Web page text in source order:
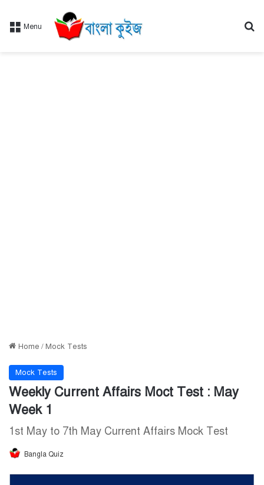
Menu
Home /Mock Tests
Mock Tests
Weekly Current Affairs Moct Test : May
Week 1
1st May to 7th May Current Affairs Mock Test
Bangla Quiz